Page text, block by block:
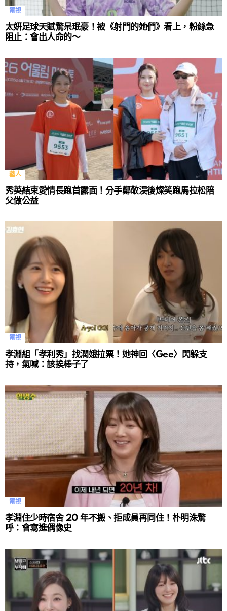
電視
太妍足球天賦驚呆珉豪！被《射門的她們》看上，粉絲急
阻止：會出人命的～
藝人
秀英結束愛情長跑首露面！分手鄭敬淏後燦笑跑馬拉松陪
父做公益
電視
孝淵組「孝利秀」找潤娥拉票！她神回〈Gee〉閃躲支
持，氣喊：該挨棒子了
電視
孝淵住少時宿舍 20 年不搬、拒成員再同住！朴明洙驚
呼：會寫進偶像史